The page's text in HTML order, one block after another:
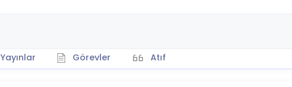
Yayınlar Görevler Atıf